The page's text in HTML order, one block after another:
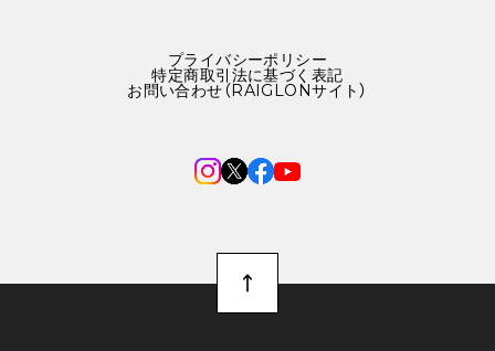
プライバシーポリシー
特定商取引法に基づく表記
お問い合わせ（RAIGLONサイト）